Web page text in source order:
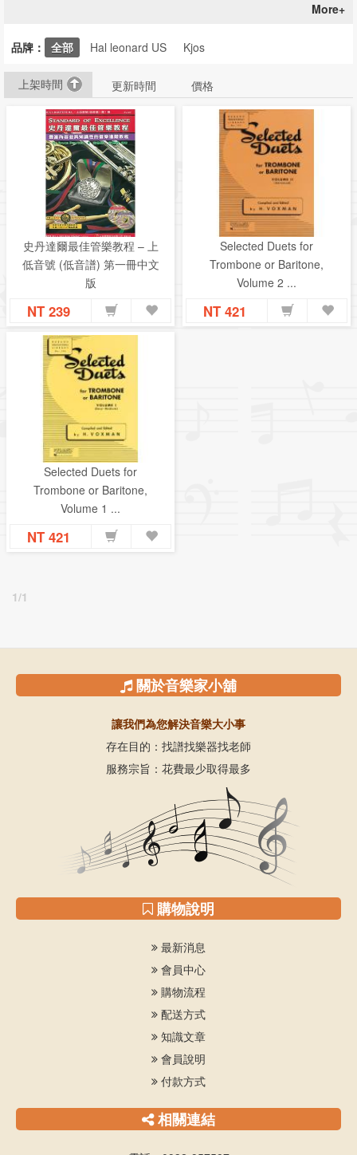
More+
品牌： 全部 Hal leonard US Kjos
上架時間 更新時間 價格
史丹達爾最佳管樂教程 – 上
低音號 (低音譜) 第一冊中文
版
NT 239
Selected Duets for
Trombone or Baritone,
Volume 2 ...
NT 421
Selected Duets for
Trombone or Baritone,
Volume 1 ...
NT 421
1/1
關於音樂家小舖
讓我們為您解決音樂大小事
存在目的：找譜找樂器找老師
服務宗旨：花費最少取得最多
購物說明
最新消息
會員中心
購物流程
配送方式
知識文章
會員說明
付款方式
相關連結